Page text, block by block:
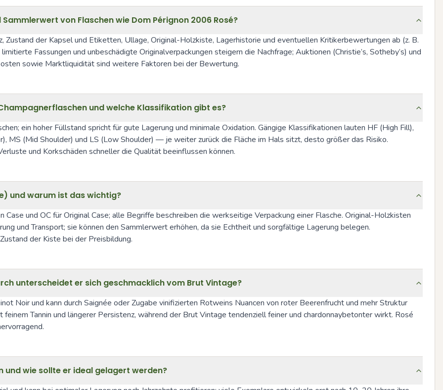
von Flaschen wie Dom Pérignon 2006 Rosé?
Zustand der Kapsel und Etiketten, Ullage, Original-Holzkiste, Lagerhistorie und eventuellen Kritikerbewertungen ab (z. B.
Fassungen und unbeschädigte Originalverpackungen steigern die Nachfrage; Auktionen (Christie’s, Sotheby’s) und
sowie Marktliquidität sind weitere Faktoren bei der Bewertung.
und welche Klassifikation gibt es?
ein hoher Füllstand spricht für gute Lagerung und minimale Oxidation. Gängige Klassifikationen lauten HF (High Fill),
MS (Mid Shoulder) und LS (Low Shoulder) — je weiter zurück die Fläche im Hals sitzt, desto größer das Risiko.
und Korkschäden schneller die Qualität beeinflussen können.
und warum ist das wichtig?
und OC für Original Case; alle Begriffe beschreiben die werkseitige Verpackung einer Flasche. Original-Holzkisten
und Transport; sie können den Sammlerwert erhöhen, da sie Echtheit und sorgfältige Lagerung belegen.
der Kiste bei der Preisbildung.
unterscheidet er sich geschmacklich vom Brut Vintage?
Noir und kann durch Saignée oder Zugabe vinifizierten Rotweins Nuancen von roter Beerenfrucht und mehr Struktur
Tannin und längerer Persistenz, während der Brut Vintage tendenziell feiner und chardonnaybetonter wirkt. Rosé
und wie sollte er ideal gelagert werden?